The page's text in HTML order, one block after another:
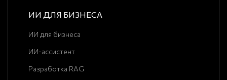
ИИ ДЛЯ БИЗНЕСА
ИИ для бизнеса
ИИ-ассистент
Разработка RAG